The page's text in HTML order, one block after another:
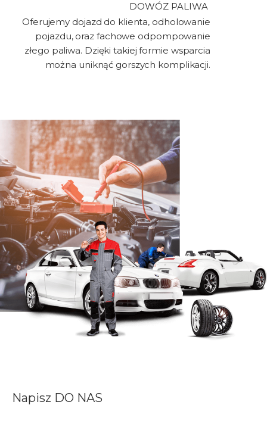
DOWÓZ PALIWA ​
Oferujemy dojazd do klienta, odholowanie
pojazdu, oraz fachowe odpompowanie
złego paliwa. Dzięki takiej formie wsparcia
można uniknąć gorszych komplikacji.
Napisz DO NAS